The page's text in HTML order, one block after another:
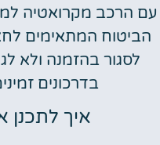
עם הרכב מקרואטיה
הביטוח המתאימים
לסגור בהזמנה ולא
בדרכונים
איך לתכנן